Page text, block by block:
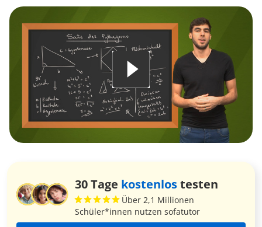
30 Tage kostenlostesten
Über 2,1 Millionen
Schüler*innen nutzen sofatutor